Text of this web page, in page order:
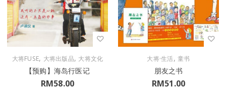
大将FUSE, 大将出版品, 大将文化
【预购】海岛行医记
RM58.00
大将·生活,童书
朋友之书
RM51.00